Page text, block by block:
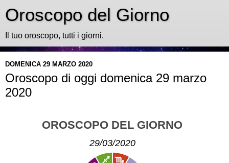
Oroscopo del Giorno
Il tuo oroscopo, tutti i giorni.
DOMENICA 29 MARZO 2020
Oroscopo di oggi domenica 29 marzo
2020
OROSCOPO DEL GIORNO
29/03/2020